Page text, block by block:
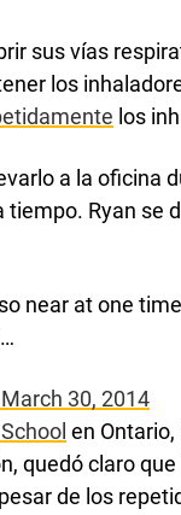
sus vías
los
los
a la oficina
Ryan se
near at one
30, 2014
en
quedó claro
de los